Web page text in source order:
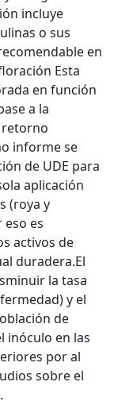
incluye
o sus
en
Esta
en función
a la
retorno
informe se
de UDE para
aplicación
(roya y
eso es
activos de
duradera.El
la tasa
y el
de
inóculo en las
por al
sobre el